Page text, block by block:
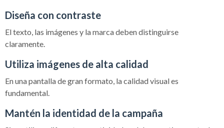
Diseña con contraste
El texto, las imágenes y la marca deben distinguirse
claramente.
Utiliza imágenes de alta calidad
En una pantalla de gran formato, la calidad visual es
fundamental.
Mantén la identidad de la campaña